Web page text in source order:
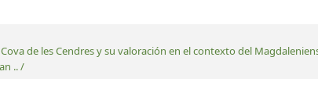
de les Cendres y su valoración en el contexto del
.. /